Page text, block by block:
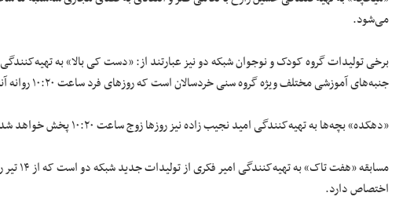
می‌شود.
برخی تولیدات گروه کودک و نوجوان شبکه دو نیز عبارتند از: «دست کی بالا» به
جنبه‌های آموزشی مختلف ویژه گروه سنی خردسالان است که روزهای فرد ساعت ۱۰:۲۰ روانه آنتن می‌شود.
«دهکده» بچه‌ها به تهیه‌کنندگی امید نجیب زاده نیز روزها زوج ساعت ۱۰:۲۰ پخش خواهد شد.
اختصاص دارد.